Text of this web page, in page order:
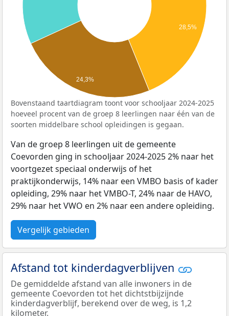
28,5%
24,3%
Bovenstaand taartdiagram toont voor schooljaar 2024-2025
hoeveel procent van de groep 8 leerlingen naar één van de
soorten middelbare school opleidingen is gegaan.
Van de groep 8 leerlingen uit de gemeente
Coevorden ging in schooljaar 2024-2025 2% naar het
voortgezet speciaal onderwijs of het
praktijkonderwijs, 14% naar een VMBO basis of kader
opleiding, 29% naar het VMBO-T, 24% naar de HAVO,
29% naar het VWO en 2% naar een andere opleiding.
Vergelijk gebieden
Afstand tot kinderdagverblijven
De gemiddelde afstand van alle inwoners in de
gemeente Coevorden tot het dichtstbijzijnde
kinderdagverblijf, berekend over de weg, is 1,2
kilometer.